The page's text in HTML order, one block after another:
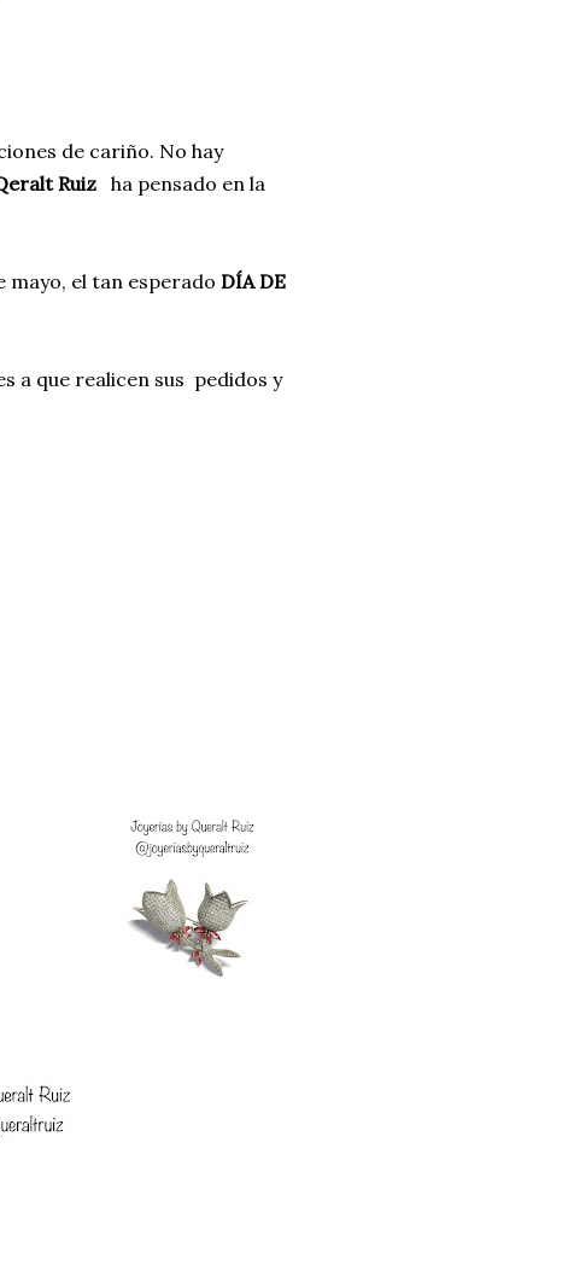
de cariño. No hay
Ruiz ha pensado en la
el tan esperado DÍA DE
a que realicen sus pedidos y